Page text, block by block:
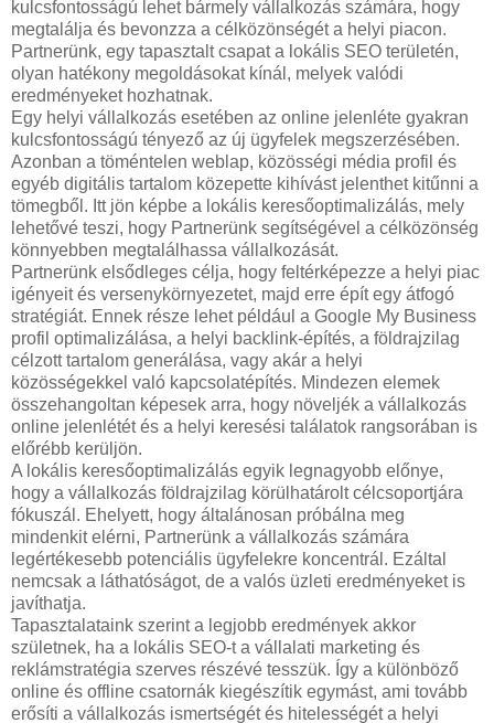
kulcsfontosságú lehet bármely vállalkozás számára, hogy
megtalálja és bevonzza a célközönségét a helyi piacon.
Partnerünk, egy tapasztalt csapat a lokális SEO területén,
olyan hatékony megoldásokat kínál, melyek valódi
eredményeket hozhatnak.
Egy helyi vállalkozás esetében az online jelenléte gyakran
kulcsfontosságú tényező az új ügyfelek megszerzésében.
Azonban a töméntelen weblap, közösségi média profil és
egyéb digitális tartalom közepette kihívást jelenthet kitűnni a
tömegből. Itt jön képbe a lokális keresőoptimalizálás, mely
lehetővé teszi, hogy Partnerünk segítségével a célközönség
könnyebben megtalálhassa vállalkozását.
Partnerünk elsődleges célja, hogy feltérképezze a helyi piac
igényeit és versenykörnyezetet, majd erre épít egy átfogó
stratégiát. Ennek része lehet például a Google My Business
profil optimalizálása, a helyi backlink-építés, a földrajzilag
célzott tartalom generálása, vagy akár a helyi
közösségekkel való kapcsolatépítés. Mindezen elemek
összehangoltan képesek arra, hogy növeljék a vállalkozás
online jelenlétét és a helyi keresési találatok rangsorában is
előrébb kerüljön.
A lokális keresőoptimalizálás egyik legnagyobb előnye,
hogy a vállalkozás földrajzilag körülhatárolt célcsoportjára
fókuszál. Ehelyett, hogy általánosan próbálna meg
mindenkit elérni, Partnerünk a vállalkozás számára
legértékesebb potenciális ügyfelekre koncentrál. Ezáltal
nemcsak a láthatóságot, de a valós üzleti eredményeket is
javíthatja.
Tapasztalataink szerint a legjobb eredmények akkor
születnek, ha a lokális SEO-t a vállalati marketing és
reklámstratégia szerves részévé tesszük. Így a különböző
online és offline csatornák kiegészítik egymást, ami tovább
erősíti a vállalkozás ismertségét és hitelességét a helyi